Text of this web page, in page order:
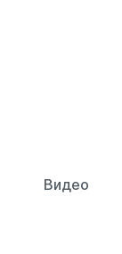
Видео